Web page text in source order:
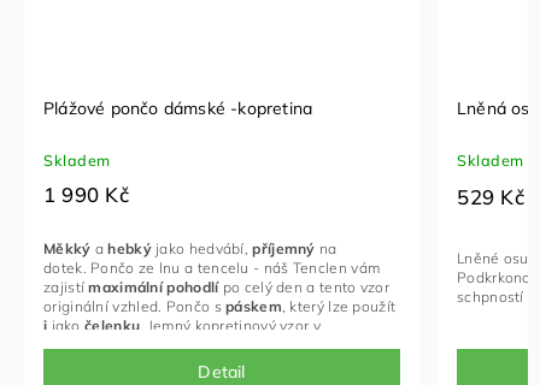
Plážové pončo dámské -kopretina
Skladem
1 990 Kč
Detail
Měkký ahebkýjako hedvábí, příjemný na
dotek. Pončo ze lnu a tencelu - náš Tenclen vám
zajistímaximální pohodlípo celý den a tento vzor
originální vzhled. Pončo spáskem, který lze použít
i jakočelenku . Jemný kopretinový vzor v
jednoduchém tisku dodává ponču romantický
nádech a podtrhne vaši jemnou stránku.
Lněná
Skladem
529 Kč
Lněné
schpností